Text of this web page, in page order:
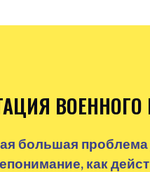
большая проблема
как